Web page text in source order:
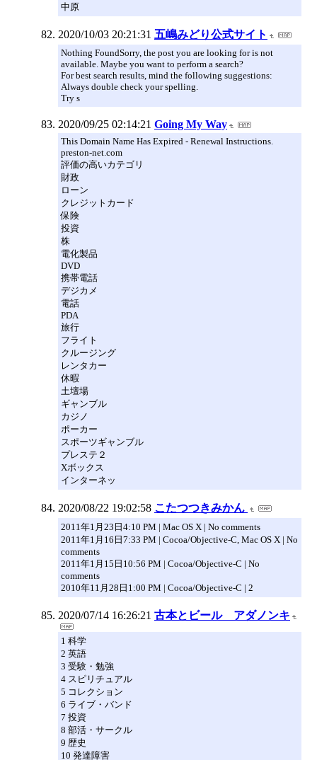
中原
2020/10/03 20:21:31 五嶋みどり公式サイト
Nothing FoundSorry, the post you are looking for is not
available. Maybe you want to perform a search?
For best search results, mind the following suggestions:
Always double check your spelling.
Try s
2020/09/25 02:14:21 Going My Way
This Domain Name Has Expired - Renewal Instructions.
preston-net.com
評価の高いカテゴリ
財政
ローン
クレジットカード
保険
投資
株
電化製品
DVD
携帯電話
デジカメ
電話
PDA
旅行
フライト
クルージング
レンタカー
休暇
土壇場
ギャンブル
カジノ
ポーカー
スポーツギャンブル
プレステ２
Xボックス
インターネッ
2020/08/22 19:02:58 こたつつきみかん
2011年1月23日4:10 PM | Mac OS X | No comments
2011年1月16日7:33 PM | Cocoa/Objective-C, Mac OS X | No
comments
2011年1月15日10:56 PM | Cocoa/Objective-C | No
comments
2010年11月28日1:00 PM | Cocoa/Objective-C | 2
2020/07/14 16:26:21 古本とビール アダノンキ
1 科学
2 英語
3 受験・勉強
4 スピリチュアル
5 コレクション
6 ライブ・バンド
7 投資
8 部活・サークル
9 歴史
10 発達障害